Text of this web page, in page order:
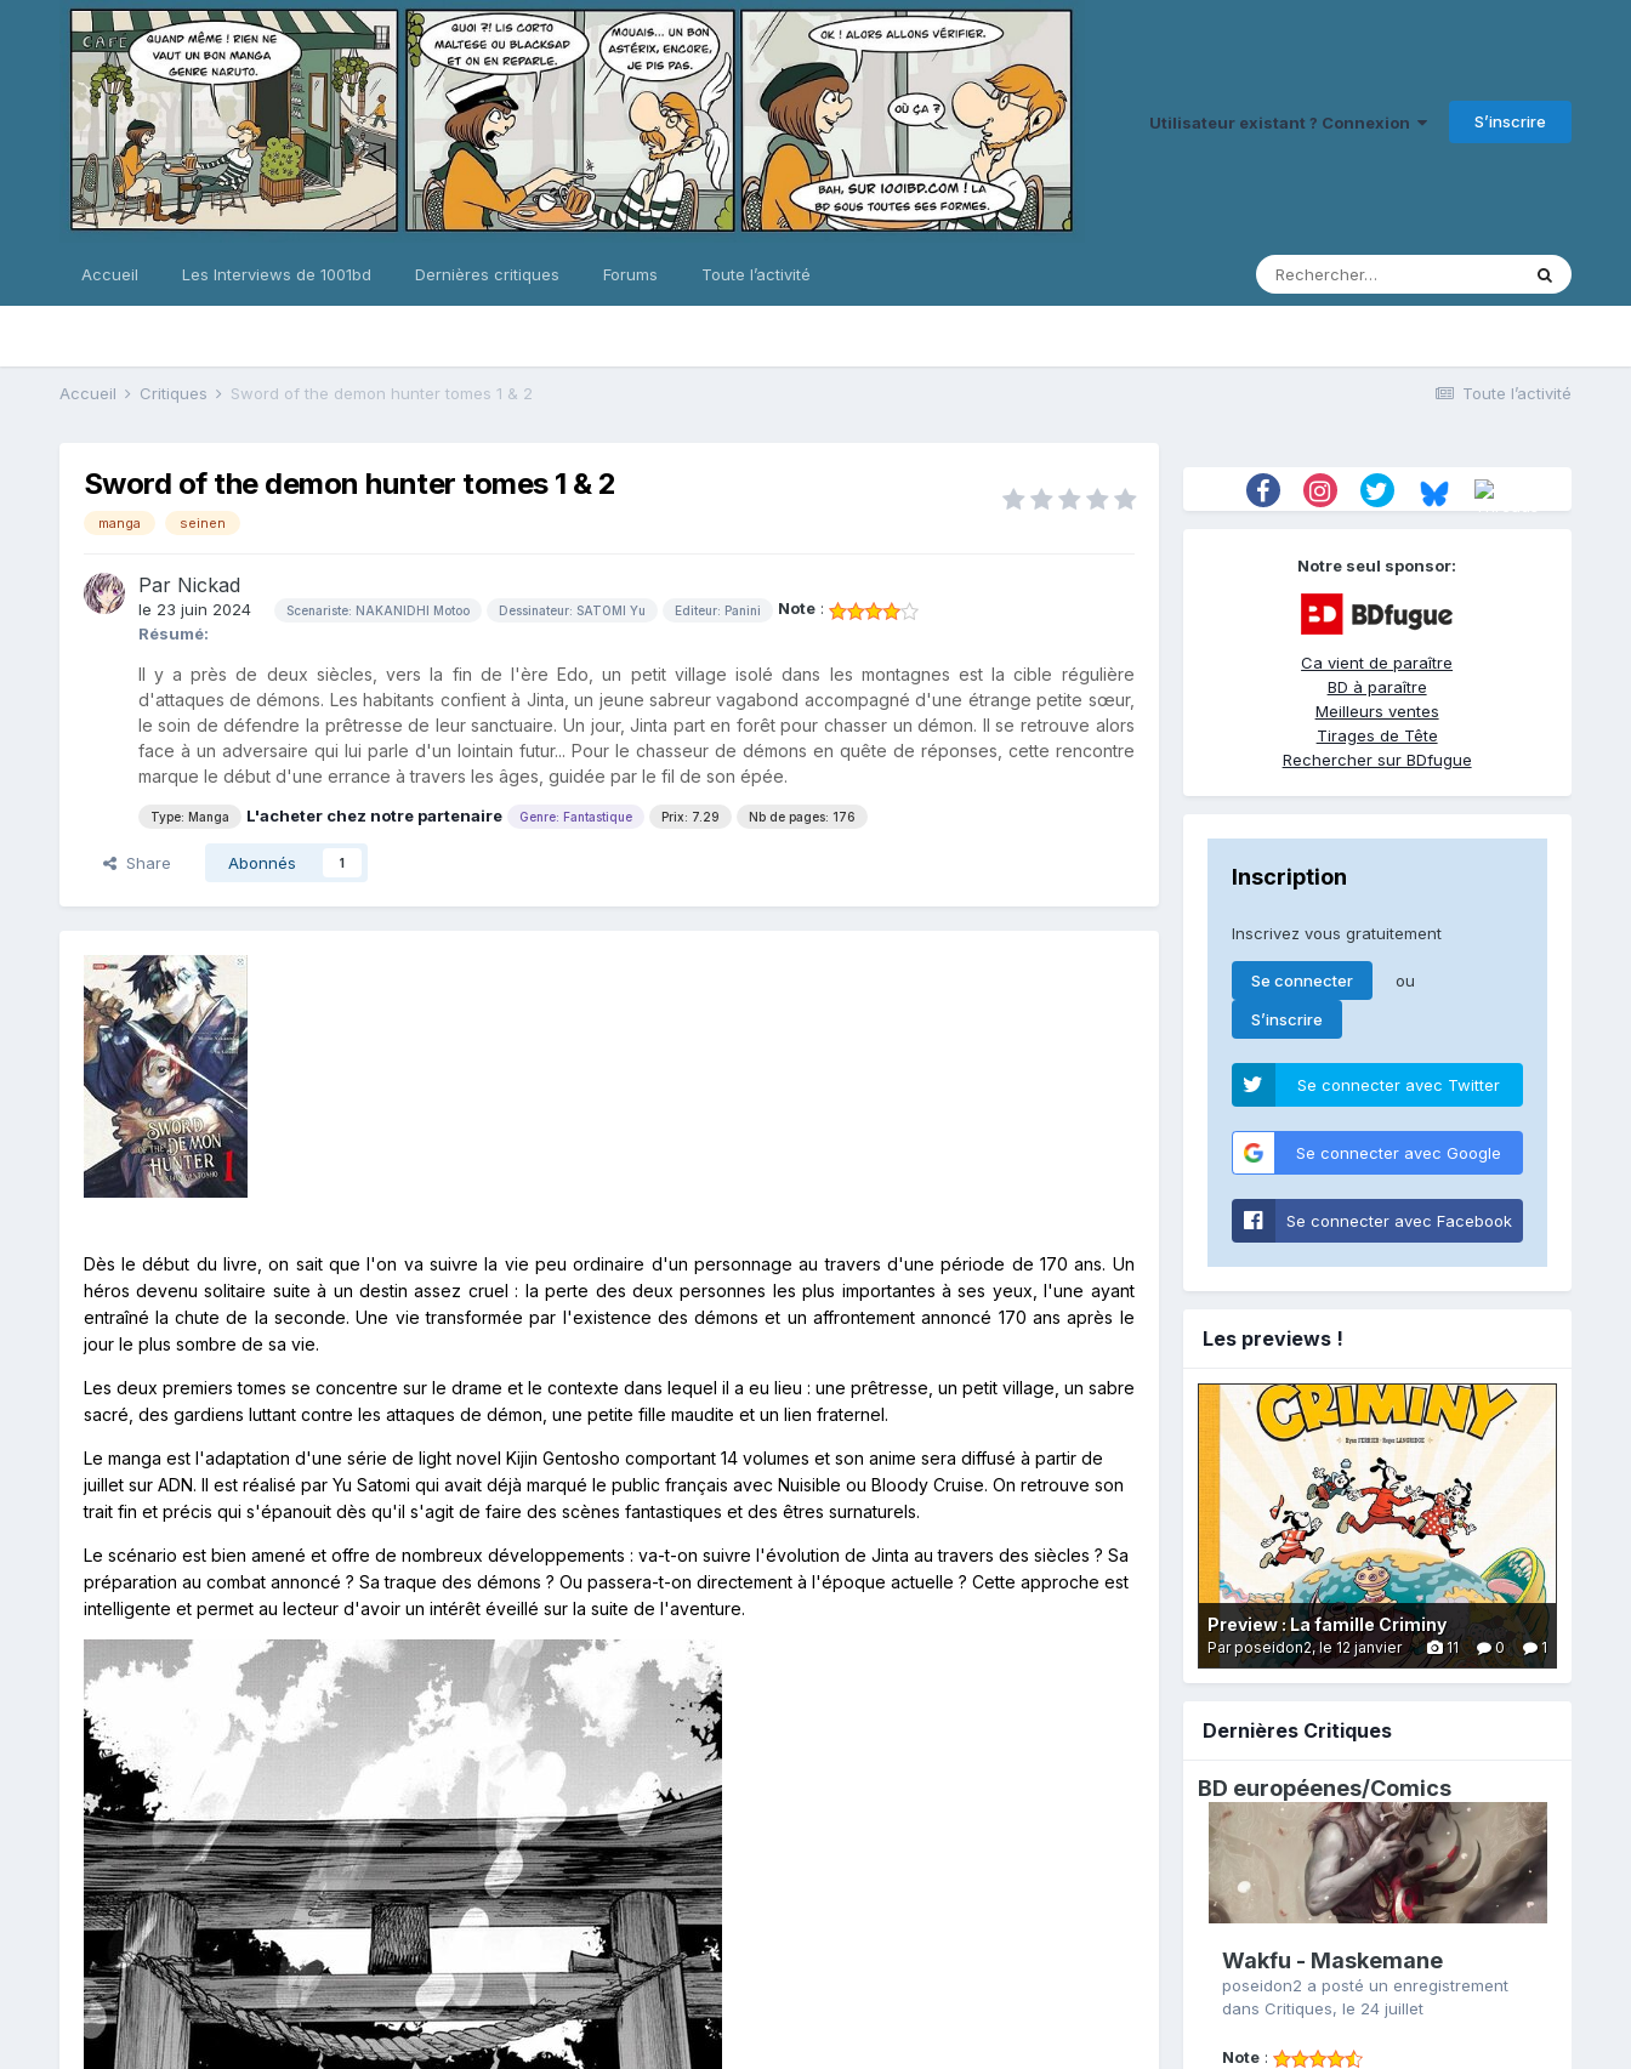
Utilisateur existant ? Connexion S’inscrire
Accueil Les Interviews de 1001bd Dernières critiques Forums Toute l’activité
Toute l’activité
Accueil Critiques Sword of the demon hunter tomes 1 & 2
Sword of the demon hunter tomes 1 & 2
manga seinen
Par Nickad
le 23 juin 2024 Scenariste: NAKANIDHI Motoo Dessinateur: SATOMI Yu Editeur: Panini Note:
Résumé:
Il y a près de deux siècles, vers la fin de l'ère Edo, un petit village isolé dans les montagnes est la cible régulière
d'attaques de démons. Les habitants confient à Jinta, un jeune sabreur vagabond accompagné d'une étrange petite sœur,
le soin de défendre la prêtresse de leur sanctuaire. Un jour, Jinta part en forêt pour chasser un démon. Il se retrouve alors
face à un adversaire qui lui parle d'un lointain futur... Pour le chasseur de démons en quête de réponses, cette rencontre
marque le début d'une errance à travers les âges, guidée par le fil de son épée.
Type: Manga L'acheter chez notre partenaire Genre: Fantastique Prix: 7.29 Nb de pages: 176
Share Abonnés 1
Dès le début du livre, on sait que l'on va suivre la vie peu ordinaire d'un personnage au travers d'une période de 170 ans. Un
héros devenu solitaire suite à un destin assez cruel : la perte des deux personnes les plus importantes à ses yeux, l'une ayant
entraîné la chute de la seconde. Une vie transformée par l'existence des démons et un affrontement annoncé 170 ans après le
jour le plus sombre de sa vie.
Les deux premiers tomes se concentre sur le drame et le contexte dans lequel il a eu lieu : une prêtresse, un petit village, un sabre
sacré, des gardiens luttant contre les attaques de démon, une petite fille maudite et un lien fraternel.
Le manga est l'adaptation d'une série de light novel Kijin Gentosho comportant 14 volumes et son anime sera diffusé à partir de
juillet sur ADN. Il est réalisé par Yu Satomi qui avait déjà marqué le public français avec Nuisible ou Bloody Cruise. On retrouve son
trait fin et précis qui s'épanouit dès qu'il s'agit de faire des scènes fantastiques et des êtres surnaturels.
Le scénario est bien amené et offre de nombreux développements : va-t-on suivre l'évolution de Jinta au travers des siècles ? Sa
préparation au combat annoncé ? Sa traque des démons ? Ou passera-t-on directement à l'époque actuelle ? Cette approche est
intelligente et permet au lecteur d'avoir un intérêt éveillé sur la suite de l'aventure.
Notre seul sponsor:
Ca vient de paraître
BD à paraître
Meilleurs ventes
Tirages de Tête
Rechercher sur BDfugue
Inscription
Inscrivez vous gratuitement
Se connecter ou
S’inscrire
Se connecter avec Twitter
Se connecter avec Google
Se connecter avec Facebook
Les previews !
Preview : La famille Criminy
Par poseidon2,le 12 janvier 1
0
11
Dernières Critiques
BD européenes/Comics
Wakfu - Maskemane
poseidon2 a posté un enregistrement
dans Critiques, le 24 juillet
Note: